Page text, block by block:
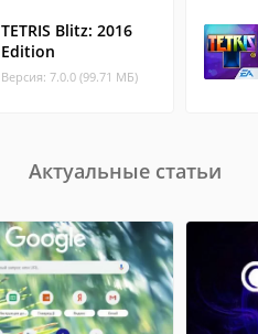
TETRIS Blitz: 2016
Edition
Версия: 7.0.0 (99.71 МБ)
Актуальные статьи